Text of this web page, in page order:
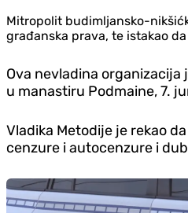
Mitropolit budimljansko-
građanska prava, te istakao
Ova nevladina
u manastiru Podmaine, 7.
Vladika Metodije je rekao
cenzure i autocenzure i